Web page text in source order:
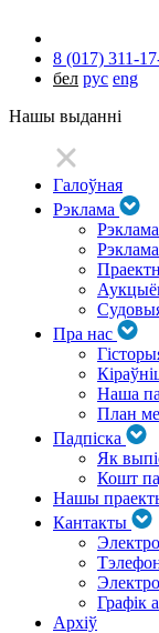
8 (017) 311-
бел рус eng
Нашы выданні
Галоўная
Рэклама
Пра нас
Наша
План
Падпіска
Як
Кошт
Нашы
Кантакты
Графік
Архіў